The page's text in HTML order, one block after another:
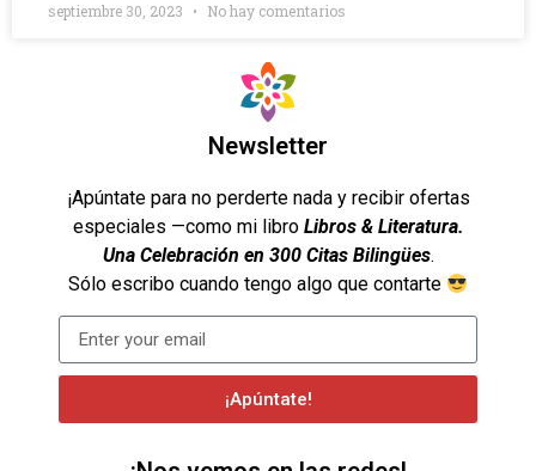
septiembre 30, 2023 No hay comentarios
Newsletter
¡Apúntate para no perderte nada y recibir ofertas
especiales —como mi libro Libros & Literatura.
Una Celebración en 300 Citas Bilingües.
Sólo escribo cuando tengo algo que contarte
¡Apúntate!